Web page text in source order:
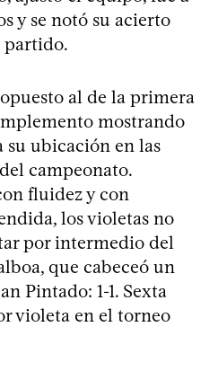
y se notó su acierto
partido.
al de la primera
mostrando
ubicación en las
campeonato.
fluidez y con
los violetas no
por intermedio del
que cabeceó un
Pintado: 1-1. Sexta
violeta en el torneo